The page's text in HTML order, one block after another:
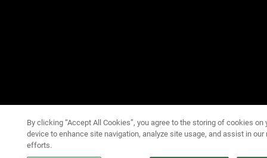
By clicking “Accept All Cookies”, you agree to the storing of cookies on
device to enhance site navigation, analyze site usage, and assist in our
efforts.